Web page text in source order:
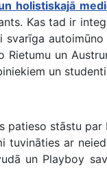
holistiskajā
Kas tad ir
un
un
stāstu par
ar
un Playboy